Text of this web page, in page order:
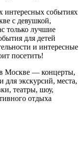
интересных событиях
с девушкой,
только лучшие
для детей
и интересные
посетить!
Москве — концерты,
для экскурсий, места,
театры, шоу,
отдыха